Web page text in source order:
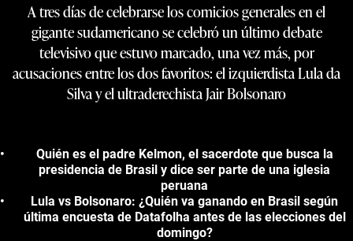
A tres días de celebrarse los comicios generales en el
gigante sudamericano se celebró un último debate
televisivo que estuvo marcado, una vez más, por
acusaciones entre los dos favoritos: el izquierdista Lula da
Silva y el ultraderechista Jair Bolsonaro
Quién es el padre Kelmon, el sacerdote que busca la
presidencia de Brasil y dice ser parte de una iglesia
peruana
Lula vs Bolsonaro: ¿Quién va ganando en Brasil según
última encuesta de Datafolha antes de las elecciones del
domingo?